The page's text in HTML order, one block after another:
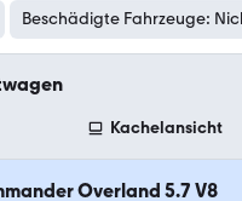
Beschädigte Fahrzeuge:
Kachelansicht
Overland 5.7 V8